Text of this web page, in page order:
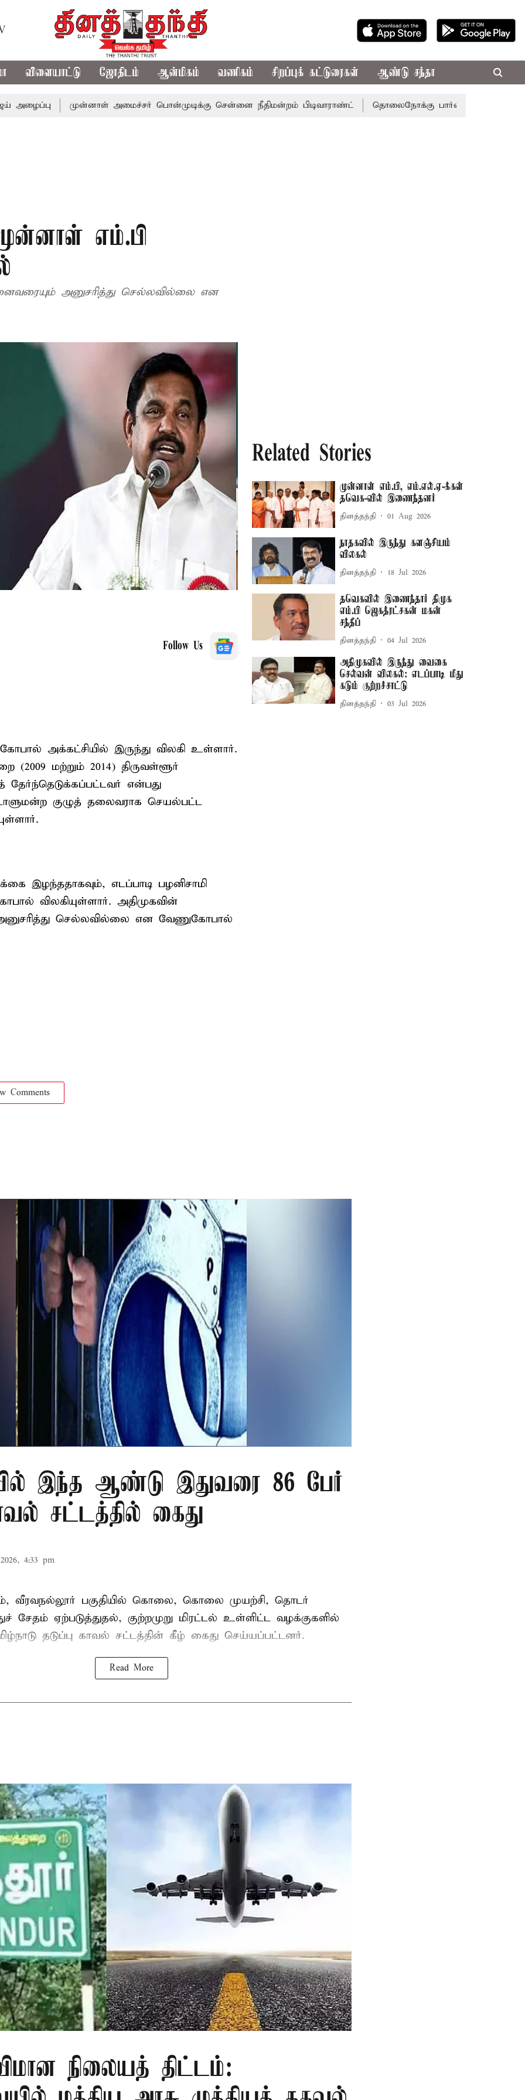
விளையாட்டு ஜோதிடம் ஆன்மிகம் வணிகம் சிறப்புக் கட்டுரைகள் ஆண்டு சந்தா
முன்னாள் அமைச்சர் பொன்முடிக்கு சென்னை நீதிமன்றம் பிடிவாராண்ட் தொலைநோக்கு பார்வையுடன் கூடிய வேளாண்
எம்.பி
அனுசரித்து செல்லவில்லை என
Follow Us
அக்கட்சியில் இருந்து விலகி உள்ளார்.
(2009 மற்றும் 2014) திருவள்ளூர்
தேர்ந்தெடுக்கப்பட்டவர் என்பது
குழுத் தலைவராக செயல்பட்ட
இழந்ததாகவும், எடப்பாடி பழனிசாமி
விலகியுள்ளார். அதிமுகவின்
செல்லவில்லை என வேணுகோபால்
Comments
Related Stories
முன்னாள் எம்.பி, எம்.எல்.ஏ-க்கள்
தவெக-வில் இணைந்தனர்
தினத்தந்தி 01 Aug 2026
நாதகவில் இருந்து களஞ்சியம்
விலகல்
தினத்தந்தி 18 Jul 2026
தவெகவில் இணைந்தார் திமுக
எம்.பி ஜெகத்ரட்சகன் மகன்
சந்தீப்
தினத்தந்தி 04 Jul 2026
அதிமுகவில் இருந்து வைகை
செல்வன் விலகல்: எடப்பாடி மீது
கடும் குற்றச்சாட்டு
தினத்தந்தி 03 Jul 2026
இந்த ஆண்டு இதுவரை 86 பேர்
சட்டத்தில் கைது
4:33 pm
வீரவநல்லூர் பகுதியில் கொலை, கொலை முயற்சி, தொடர்
சேதம் ஏற்படுத்துதல், குற்றமுறு மிரட்டல் உள்ளிட்ட வழக்குகளில்
தடுப்பு காவல் சட்டத்தின் கீழ் கைது செய்யப்பட்டனர்.
Read More
நிலையத் திட்டம்: